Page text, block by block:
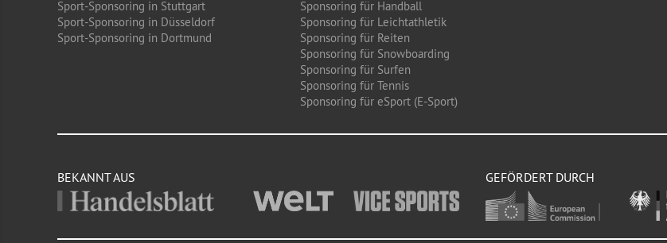
Sport-Sponsoring in Stuttgart
Sport-Sponsoring in Düsseldorf
Sport-Sponsoring in Dortmund
Sponsoring für Handball
Sponsoring für Leichtathletik
Sponsoring für Reiten
Sponsoring für Snowboarding
Sponsoring für Surfen
Sponsoring für Tennis
Sponsoring für eSport (E-Sport)
BEKANNT AUS GEFÖRDERT DURCH